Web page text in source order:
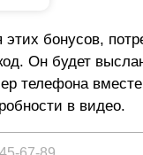
бонусов,
Он будет
телефона
в видео.